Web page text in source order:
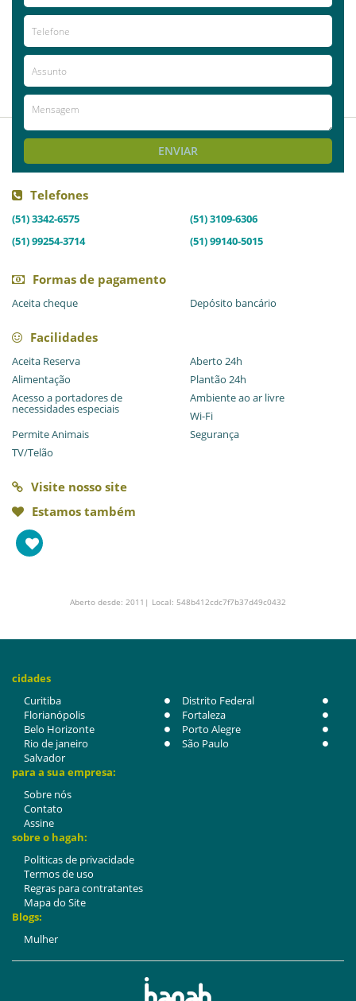
Anonymous
Local muito agradável e aconchegante!!
comprometidas com o bem estar do
área da enfermagem!!!
ENVIAR
Telefones
(51) 3342-6575
(51) 3109-6306
(51) 99254-3714
(51) 99140-5015
Formas de pagamento
Aceita cheque Depósito bancário
Facilidades
Aceita Reserva
Aberto 24h
Alimentação
Plantão 24h
Acesso a portadores de
necessidades especiais
Ambiente ao ar livre
Wi-Fi
Permite Animais
Segurança
TV/Telão
Visite nosso site
Estamos também
Aberto desde: 2011| Local: 548b412cdc7f7b37d49c0432
cidades
Curitiba
Distrito Federal
Florianópolis
Fortaleza
Belo Horizonte
Porto Alegre
Rio de janeiro
São Paulo
Salvador
para a sua empresa:
Sobre nós
Contato
Assine
sobre o hagah:
Politicas de privacidade
Termos de uso
Regras para contratantes
Mapa do Site
Blogs:
Mulher